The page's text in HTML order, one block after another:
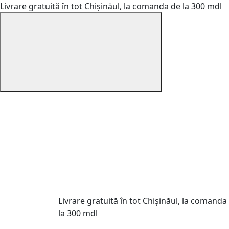
Livrare gratuită în tot Chișinăul, la comanda de la 300 mdl
Livrare gratuită în tot Chișinăul, la comanda
la 300 mdl